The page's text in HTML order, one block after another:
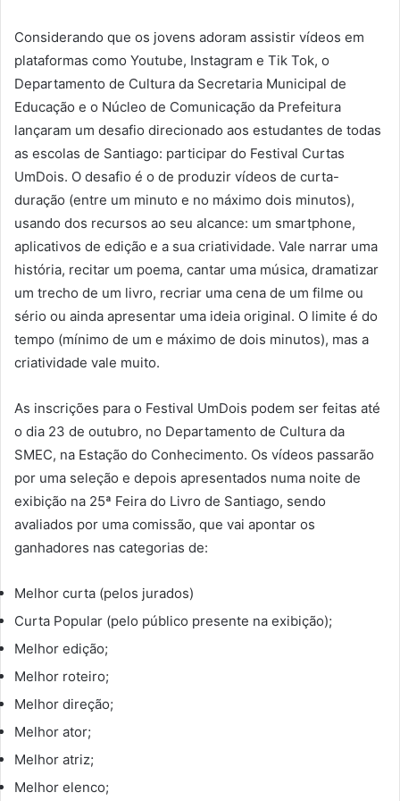
Considerando que os jovens adoram assistir vídeos em
plataformas como Youtube, Instagram e Tik Tok, o
Departamento de Cultura da Secretaria Municipal de
Educação e o Núcleo de Comunicação da Prefeitura
lançaram um desafio direcionado aos estudantes de todas
as escolas de Santiago: participar do Festival Curtas
UmDois. O desafio é o de produzir vídeos de curta-
duração (entre um minuto e no máximo dois minutos),
usando dos recursos ao seu alcance: um smartphone,
aplicativos de edição e a sua criatividade. Vale narrar uma
história, recitar um poema, cantar uma música, dramatizar
um trecho de um livro, recriar uma cena de um filme ou
sério ou ainda apresentar uma ideia original. O limite é do
tempo (mínimo de um e máximo de dois minutos), mas a
criatividade vale muito.
As inscrições para o Festival UmDois podem ser feitas até
o dia 23 de outubro, no Departamento de Cultura da
SMEC, na Estação do Conhecimento. Os vídeos passarão
por uma seleção e depois apresentados numa noite de
exibição na 25ª Feira do Livro de Santiago, sendo
avaliados por uma comissão, que vai apontar os
ganhadores nas categorias de:
Melhor curta (pelos jurados)
Curta Popular (pelo público presente na exibição);
Melhor edição;
Melhor roteiro;
Melhor direção;
Melhor ator;
Melhor atriz;
Melhor elenco;